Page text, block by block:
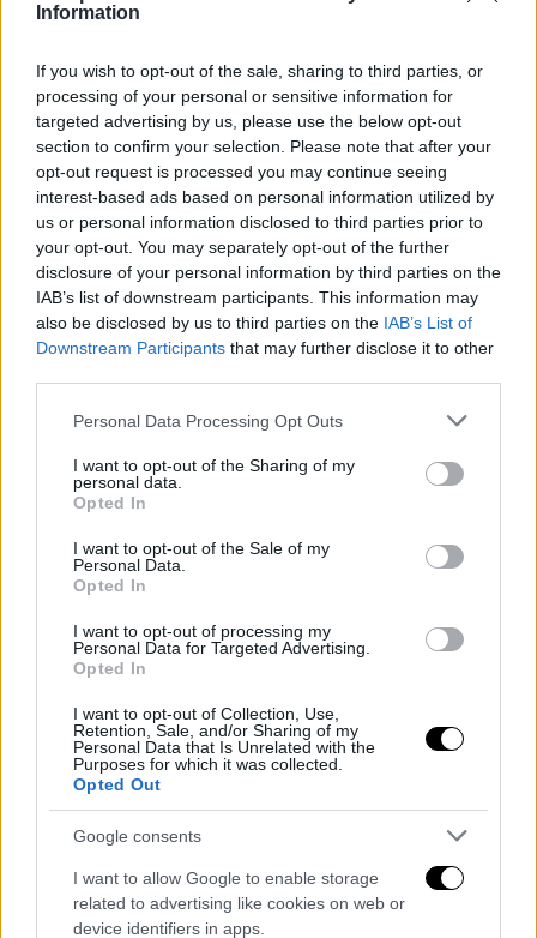
Information
If you wish to opt-out of the sale, sharing to third parties, or
processing of your personal or sensitive information for
targeted advertising by us, please use the below opt-out
section to confirm your selection. Please note that after your
opt-out request is processed you may continue seeing
interest-based ads based on personal information utilized by
us or personal information disclosed to third parties prior to
your opt-out. You may separately opt-out of the further
disclosure of your personal information by third parties on the
IAB’s list of downstream participants. This information may
also be disclosed by us to third parties on the IAB’s List of
Downstream Participants that may further disclose it to other
Please note that this website/app uses one or more Google
not limited to your visit or usage behaviour. You may click to
grant or deny consent to Google and its third-party tags to
use your data for below specified purposes in below Google
consent section.
Personal Data Processing Opt Outs
I want to opt-out of the Sharing of my
personal data.
Opted In
I want to opt-out of the Sale of my
Personal Data.
Opted In
I want to opt-out of processing my
Personal Data for Targeted Advertising.
Opted In
I want to opt-out of Collection, Use,
Retention, Sale, and/or Sharing of my
Personal Data that Is Unrelated with the
Purposes for which it was collected.
Opted Out
Google consents
I want to allow Google to enable storage
related to advertising like cookies on web or
device identifiers in apps.
ALTRO DALL'AUTORE